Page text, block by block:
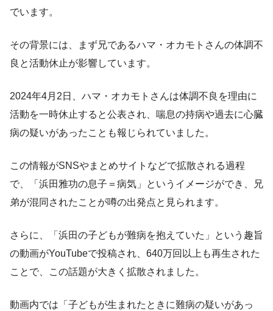
でいます。
その背景には、まず兄であるハマ・オカモトさんの体調不
良と活動休止が影響しています。
2024年4月2日、ハマ・オカモトさんは体調不良を理由に
活動を一時休止すると公表され、喘息の持病や過去に心臓
病の疑いがあったことも報じられていました。
この情報がSNSやまとめサイトなどで拡散される過程
で、「浜田雅功の息子＝病気」というイメージができ、兄
弟が混同されたことが噂の出発点と見られます。
さらに、「浜田の子どもが難病を抱えていた」という趣旨
の動画がYouTubeで投稿され、640万回以上も再生された
ことで、この話題が大きく拡散されました。
動画内では「子どもが生まれたときに難病の疑いがあっ